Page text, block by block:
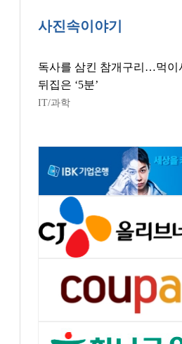
사진속이야기
독사를 삼킨 참개구리…먹이
뒤집은 ‘5분’
IT/과학